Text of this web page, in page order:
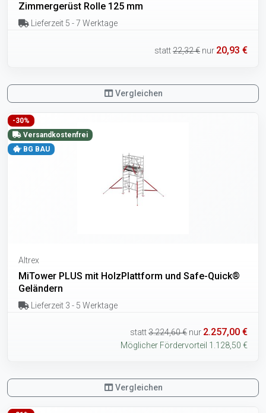
Zimmergerüst Rolle 125 mm
Lieferzeit 5 - 7 Werktage
statt22,32 € nur 20,93 €
Vergleichen
-30%
Versandkostenfrei
BG BAU
Altrex
MiTower PLUS mit HolzPlattform und Safe-Quick®
Geländern
Lieferzeit 3 - 5 Werktage
statt3.224,60 € nur 2.257,00 €
Möglicher Fördervorteil 1.128,50 €
Vergleichen